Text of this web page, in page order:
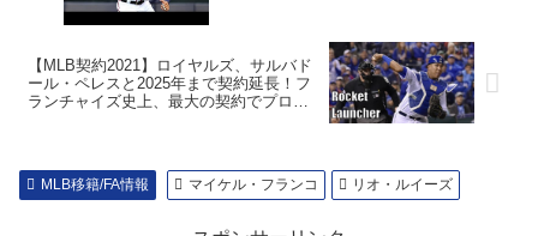
【MLB契約2021】ロイヤルズ、サルバド
ール・ペレスと2025年まで契約延長！フ
ランチャイズ史上、最大の契約でプロテ
MLB移籍/FA情報 マイケル・フランコ リオ・ルイーズ